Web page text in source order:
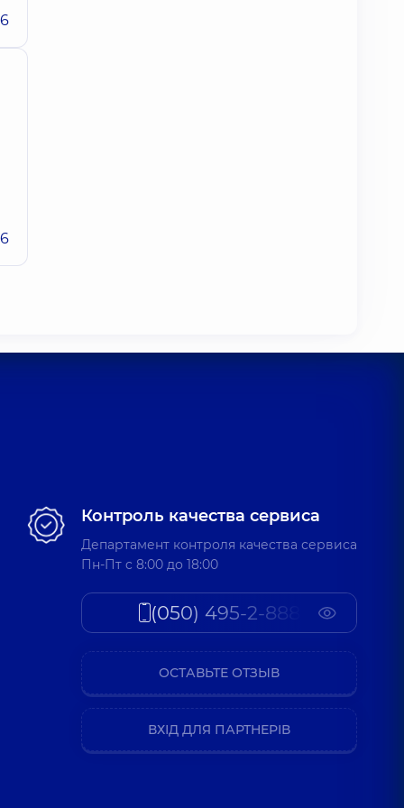
Контроль качества сервиса
Департамент контроля качества сервиса
Пн-Пт c 8:00 до 18:00
(050) 495-2-888
ОСТАВЬТЕ ОТЗЫВ
ВХІД ДЛЯ ПАРТНЕРІВ